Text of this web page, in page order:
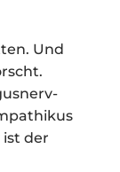
Und
ist der